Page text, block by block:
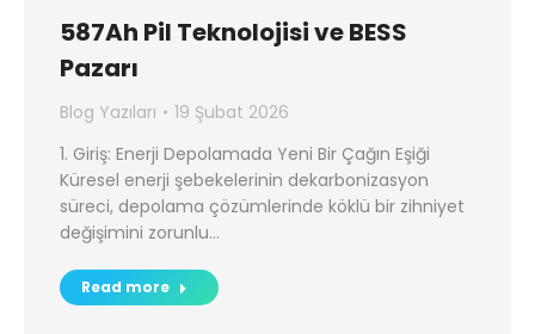
587Ah Pil Teknolojisi ve BESS
Pazarı
Blog Yazıları
19 Şubat 2026
1. Giriş: Enerji Depolamada Yeni Bir Çağın Eşiği
Küresel enerji şebekelerinin dekarbonizasyon
süreci, depolama çözümlerinde köklü bir zihniyet
değişimini zorunlu…
Read more